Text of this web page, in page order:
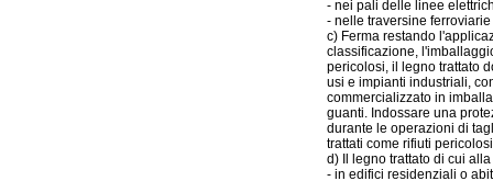
- nei pali delle linee
- nelle traversine
c) Ferma restando
classificazione,
pericolosi, il legno trattato
usi e impianti industriali,
commercializzato in
guanti. Indossare una
durante le operazioni di
trattati come rifiuti
d) Il legno trattato di cui
- in edifici residenziali o